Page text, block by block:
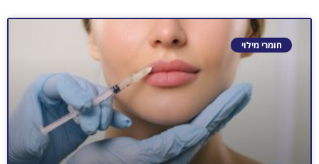
חומרי מילוי